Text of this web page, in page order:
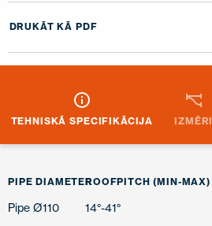
DRUKĀT KĀ PDF
TEHNISKĀ SPECIFIKĀCIJA IZMĒRI
PIPE DIAMETERROOFPITCH (MIN-MAX)
Pipe Ø110
14°-41°